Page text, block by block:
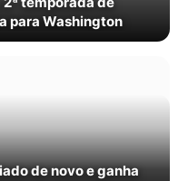
para Washington
de novo e ganha